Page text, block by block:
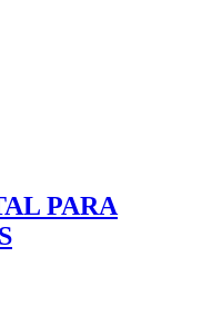
PARA